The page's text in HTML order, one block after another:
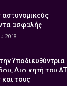
αστυνομικούς
ασφαλής
2018
Υποδιευθύντρια
Διοικητή του ΑΤ
και τους